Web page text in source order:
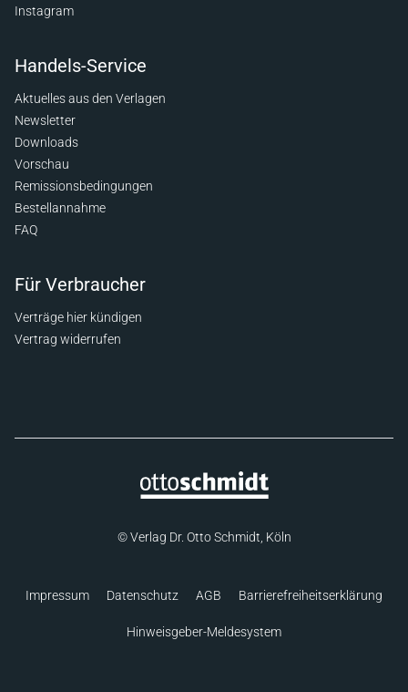
Instagram
Handels-Service
Aktuelles aus den Verlagen
Newsletter
Downloads
Vorschau
Remissionsbedingungen
Bestellannahme
FAQ
Für Verbraucher
Verträge hier kündigen
Vertrag widerrufen
© Verlag Dr. Otto Schmidt, Köln
Impressum Datenschutz AGB Barrierefreiheitserklärung
Hinweisgeber-Meldesystem